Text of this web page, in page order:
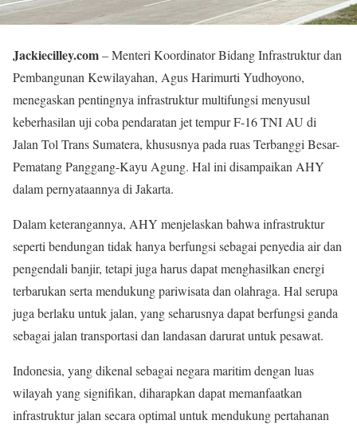
Jackiecilley.com– Menteri Koordinator Bidang Infrastruktur dan
Pembangunan Kewilayahan, Agus Harimurti Yudhoyono,
menegaskan pentingnya infrastruktur multifungsi menyusul
keberhasilan uji coba pendaratan jet tempur F-16 TNI AU di
Jalan Tol Trans Sumatera, khususnya pada ruas Terbanggi Besar-
Pematang Panggang-Kayu Agung. Hal ini disampaikan AHY
dalam pernyataannya di Jakarta.
Dalam keterangannya, AHY menjelaskan bahwa infrastruktur
seperti bendungan tidak hanya berfungsi sebagai penyedia air dan
pengendali banjir, tetapi juga harus dapat menghasilkan energi
terbarukan serta mendukung pariwisata dan olahraga. Hal serupa
juga berlaku untuk jalan, yang seharusnya dapat berfungsi ganda
sebagai jalan transportasi dan landasan darurat untuk pesawat.
Indonesia, yang dikenal sebagai negara maritim dengan luas
wilayah yang signifikan, diharapkan dapat memanfaatkan
infrastruktur jalan secara optimal untuk mendukung pertahanan